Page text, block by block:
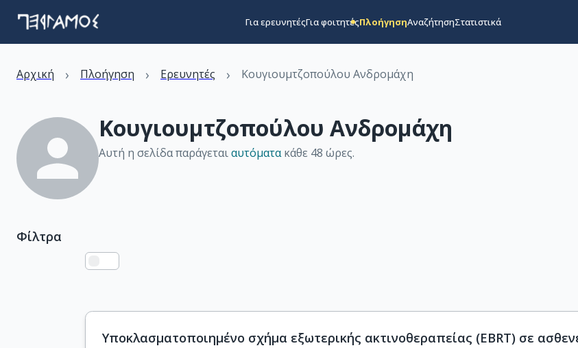
Για ερευνητέςΓια φοιτητέςΠλοήγησηΑναζήτησηΣτατιστικά
Αρχική › Πλοήγηση › Ερευνητές › Κουγιουμτζοπούλου Ανδρομάχη
Κουγιουμτζοπούλου Ανδρομάχη
Αυτή η σελίδα παράγεταιαυτόματακάθε 48 ώρες.
Φίλτρα
Υποκλασματοποιημένο σχήμα εξωτερικής ακτινοθεραπείας (EBRT) σε